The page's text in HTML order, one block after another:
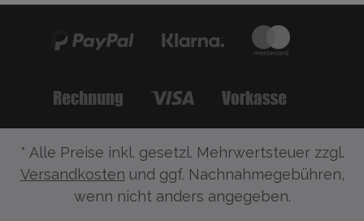
* Alle Preise inkl. gesetzl. Mehrwertsteuer zzgl.
Versandkosten und ggf. Nachnahmegebühren,
wenn nicht anders angegeben.